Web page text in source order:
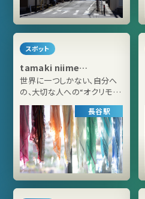
スポット
tamaki niime
okurimon
世界に一つしかない、自分へ
の、大切な人への“オクリモ
ン”に出会いに
長谷駅